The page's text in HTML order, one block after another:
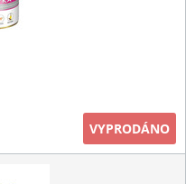
VYPRODÁNO